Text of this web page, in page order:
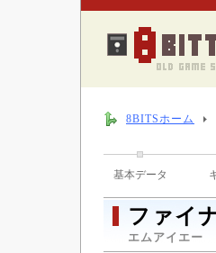
8BITSホーム
基本データ
ファイ
エムアイエー